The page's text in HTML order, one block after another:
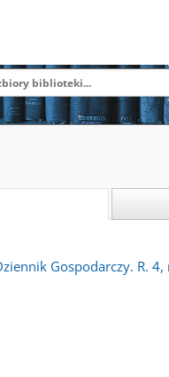
Gospodarczy. R.